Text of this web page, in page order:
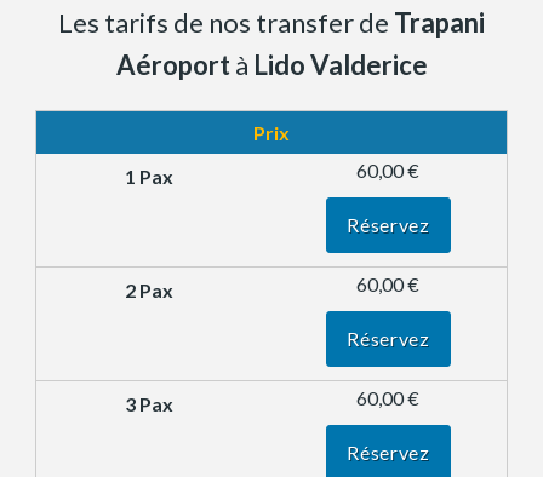
Les tarifs de nos transfer de Trapani
Aéroportà Lido Valderice
Prix
60,00 €
Réservez
60,00 €
Réservez
60,00 €
Réservez